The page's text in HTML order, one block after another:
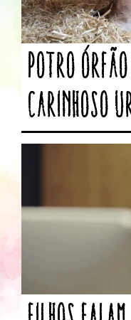
Potro
Carinhoso